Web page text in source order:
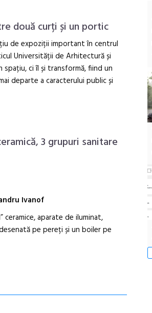
două curți și un portic
de expoziții important în centrul
Universității de Arhitectură și
spațiu, ci îl și transformă, fiind un
departe a caracterului public și
3 grupuri sanitare
Ivanof
aparate de iluminat,
pe pereți și un boiler pe